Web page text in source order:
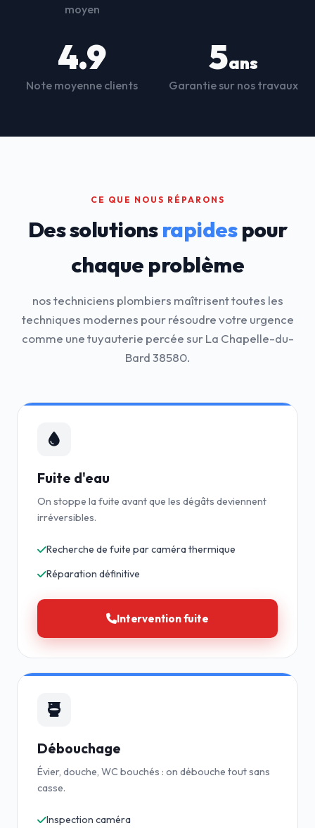
moyen
4.9
Note moyenne clients
5ans
Garantie sur nos travaux
CE QUE NOUS RÉPARONS
Des solutionsrapidespour
chaque problème
nos techniciens plombiers maîtrisent toutes les
techniques modernes pour résoudre votre urgence
comme une tuyauterie percée sur La Chapelle-du-
Bard 38580.
Fuite d'eau
On stoppe la fuite avant que les dégâts deviennent
irréversibles.
Recherche de fuite par caméra thermique
Réparation définitive
Intervention fuite
Débouchage
Évier, douche, WC bouchés : on débouche tout sans
casse.
Inspection caméra